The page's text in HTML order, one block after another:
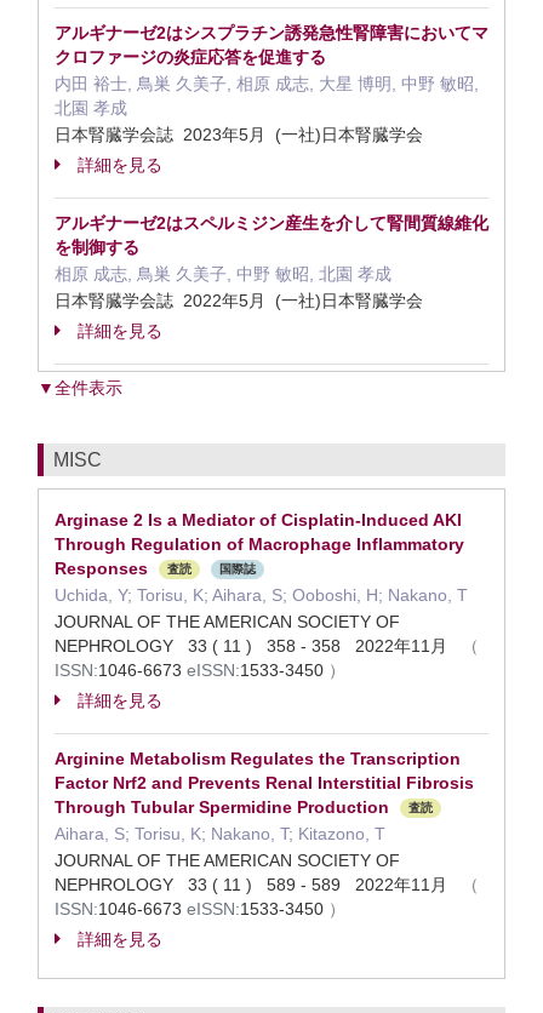
アルギナーゼ2はシスプラチン誘発急性腎障害においてマ
クロファージの炎症応答を促進する
内田 裕士, 鳥巣 久美子, 相原 成志, 大星 博明, 中野 敏昭,
北園 孝成
日本腎臓学会誌 2023年5月 (一社)日本腎臓学会
詳細を見る
アルギナーゼ2はスペルミジン産生を介して腎間質線維化
を制御する
相原 成志, 鳥巣 久美子, 中野 敏昭, 北園 孝成
日本腎臓学会誌 2022年5月 (一社)日本腎臓学会
詳細を見る
▼全件表示
MISC
Arginase 2 Is a Mediator of Cisplatin-Induced AKI
Through Regulation of Macrophage Inflammatory
Responses
査読 国際誌
Uchida, Y; Torisu, K; Aihara, S; Ooboshi, H; Nakano, T
JOURNAL OF THE AMERICAN SOCIETY OF
NEPHROLOGY 33 ( 11 ) 358 - 358 2022年11月
（
ISSN:1046-6673 eISSN:1533-3450 ）
詳細を見る
Arginine Metabolism Regulates the Transcription
Factor Nrf2 and Prevents Renal Interstitial Fibrosis
Through Tubular Spermidine Production
査読
Aihara, S; Torisu, K; Nakano, T; Kitazono, T
JOURNAL OF THE AMERICAN SOCIETY OF
NEPHROLOGY 33 ( 11 ) 589 - 589 2022年11月
（
ISSN:1046-6673 eISSN:1533-3450 ）
詳細を見る